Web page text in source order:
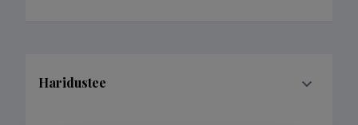
Haridustee